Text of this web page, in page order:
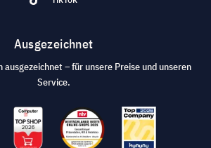
Ausgezeichnet
– für unsere Preise und unseren
Service.